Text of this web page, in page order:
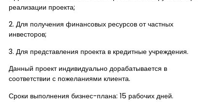
реализации проекта;
2. Для получения финансовых ресурсов от частных
инвесторов;
3. Для представления проекта в кредитные учреждения.
Данный проект индивидуально дорабатывается в
соответствии с пожеланиями клиента.
Сроки выполнения бизнес-плана: 15 рабочих дней.